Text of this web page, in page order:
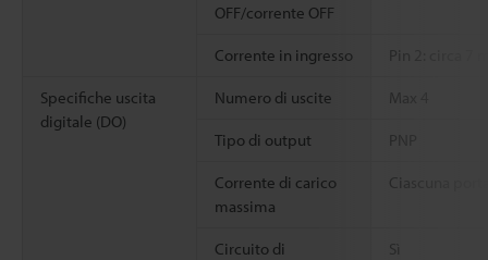
OFF/corrente OFF
Corrente in ingresso Pin 2: circa 7
Specifiche uscita
digitale (DO)
Numero di uscite Max 4
Tipo di output PNP
Corrente di carico
massima
Ciascuna
Circuito di
Sì